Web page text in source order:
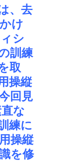
、去
け
シ
訓練
取
操縦
回見
な
練に
操縦
を修